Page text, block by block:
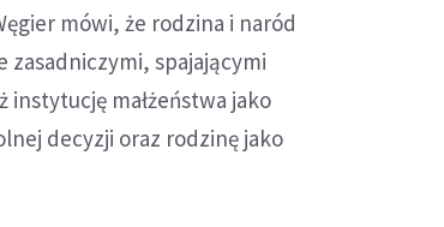
mówi, że rodzina i naród
zasadniczymi, spajającymi
instytucję małżeństwa jako
decyzji oraz rodzinę jako